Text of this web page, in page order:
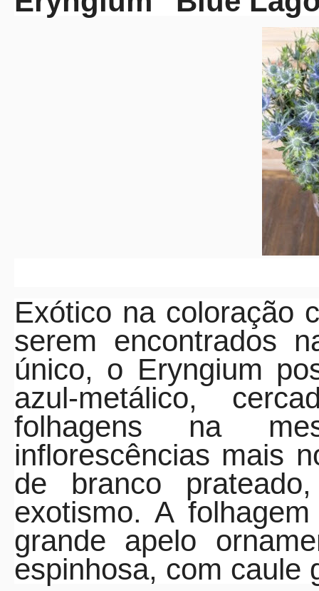
Exótico na coloração
serem encontrados
único, o Eryngium
azul-metálico,
folhagens na
inflorescências mais
de branco
exotismo. A
grande apelo
espinhosa, com caule